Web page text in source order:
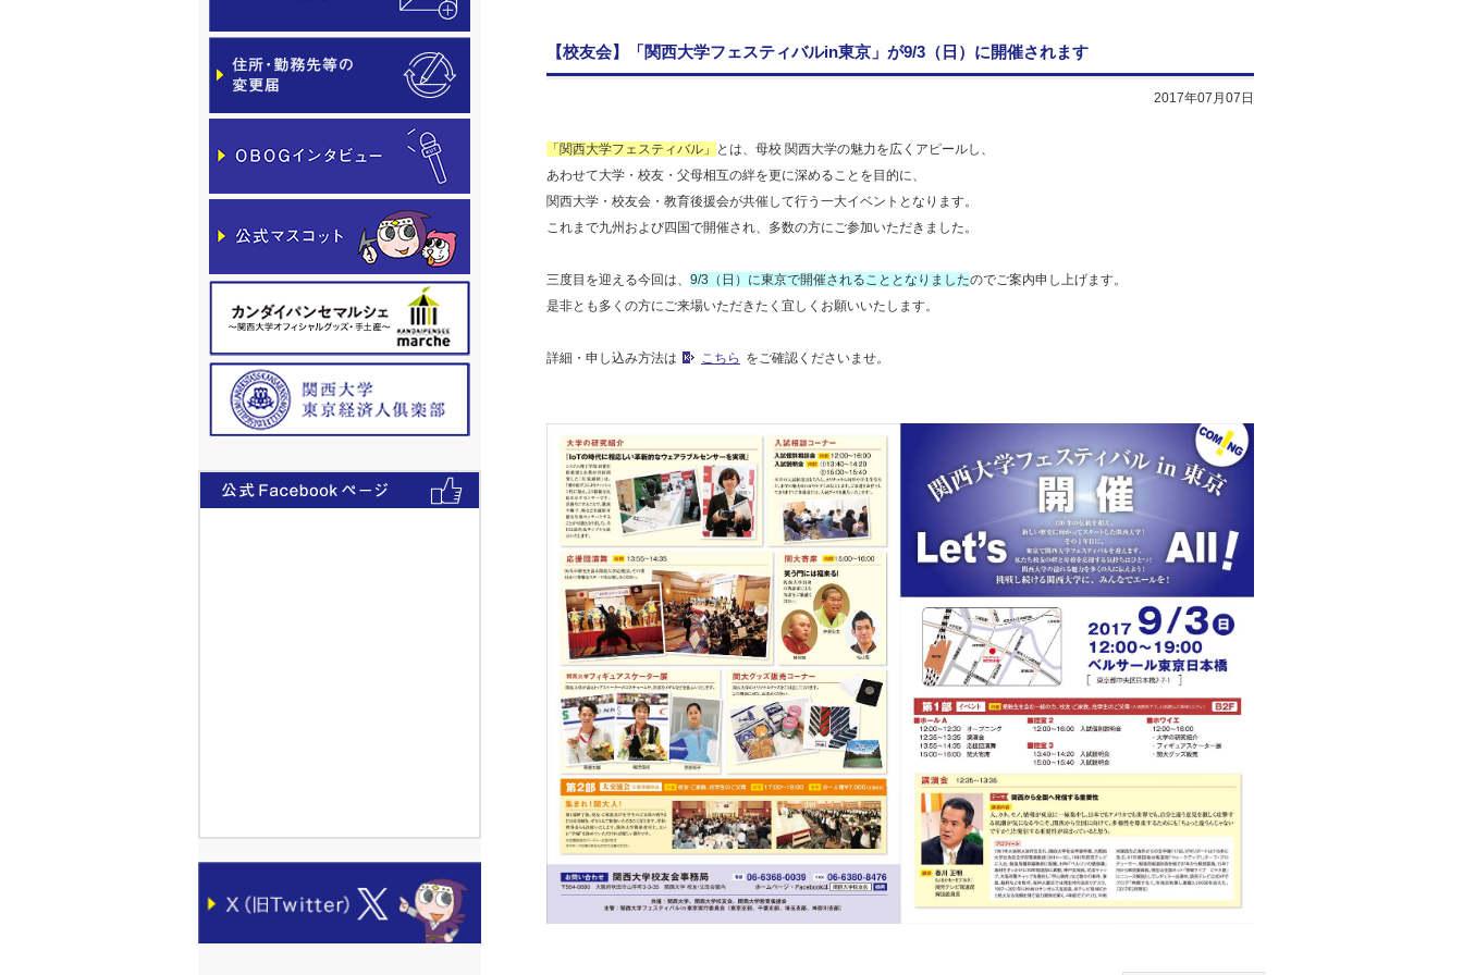
【校友会】「関西大学フェスティバルin東京」が9/3（日）に開催されます
2017年07月07日
「関西大学フェスティバル」
とは、母校 関西大学の魅力を広くアピールし、
あわせて大学・校友・父母相互の絆を更に深めることを目的に、
関西大学・校友会・教育後援会が共催して行う一大イベントとなります。
これまで九州および四国で開催され、多数の方にご参加いただきました。
三度目を迎える今回は、 9/3（日）に東京で開催されることとなりましたのでご案内申し上げます。
是非とも多くの方にご来場いただきたく宜しくお願いいたします。
詳細・申し込み方法は こちら をご確認くださいませ。